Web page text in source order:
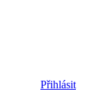
Přihlásit